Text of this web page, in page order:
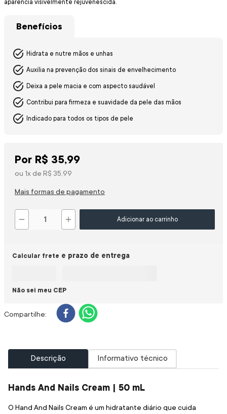
aparência visivelmente rejuvenescida.
Benefícios
Hidrata e nutre mãos e unhas
Auxilia na prevenção dos sinais de envelhecimento
Deixa a pele macia e com aspecto saudável
Contribui para firmeza e suavidade da pele das mãos
Indicado para todos os tipos de pele
Por R$ 35,99
ou 1x de R$ 35 99
Mais formas de pagamento
＋
－ Adicionar ao carrinho
Calcular frete
Não sei meu CEP
Descrição Informativo técnico
Hands And Nails Cream | 50 mL
O Hand And Nails Cream é um hidratante diário que cuida